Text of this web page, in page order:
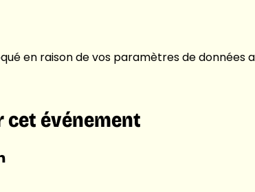
en raison de vos paramètres de données
cet événement